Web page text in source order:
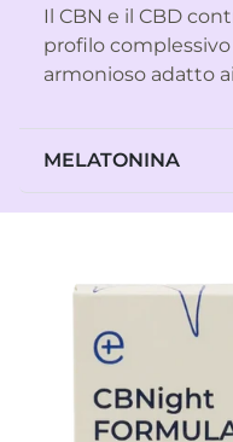
Il CBN e il CBD
profilo
armonioso adatto
MELATONINA